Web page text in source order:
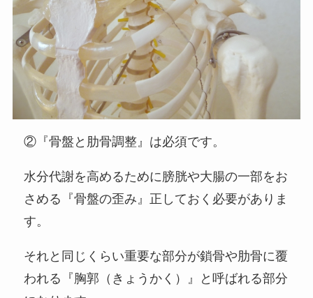
②『骨盤と肋骨調整』は必須です。
水分代謝を高めるために膀胱や大腸の一部をお
さめる『骨盤の歪み』正しておく必要がありま
す。
それと同じくらい重要な部分が鎖骨や肋骨に覆
われる『胸郭（きょうかく）』と呼ばれる部分